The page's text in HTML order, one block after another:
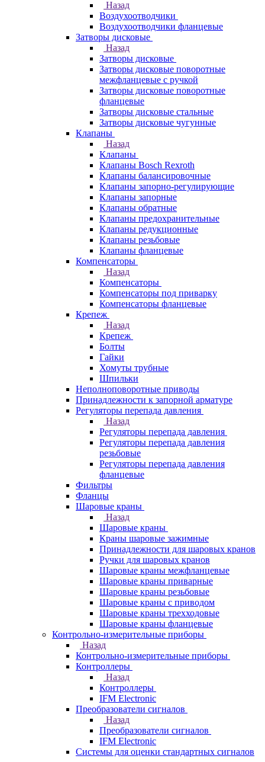
Назад
Воздухоотводчики
Воздухоотводчики фланцевые
Затворы дисковые
Назад
Затворы дисковые
Затворы дисковые поворотные
межфланцевые с ручкой
Затворы дисковые поворотные
фланцевые
Затворы дисковые стальные
Затворы дисковые чугунные
Клапаны
Назад
Клапаны
Клапаны Bosch Rexroth
Клапаны балансировочные
Клапаны запорно-регулирующие
Клапаны запорные
Клапаны обратные
Клапаны предохранительные
Клапаны редукционные
Клапаны резьбовые
Клапаны фланцевые
Компенсаторы
Назад
Компенсаторы
Компенсаторы под приварку
Компенсаторы фланцевые
Крепеж
Назад
Крепеж
Болты
Гайки
Хомуты трубные
Шпильки
Неполноповоротные приводы
Принадлежности к запорной арматуре
Регуляторы перепада давления
Назад
Регуляторы перепада давления
Регуляторы перепада давления
резьбовые
Регуляторы перепада давления
фланцевые
Фильтры
Фланцы
Шаровые краны
Назад
Шаровые краны
Краны шаровые зажимные
Принадлежности для шаровых кранов
Ручки для шаровых кранов
Шаровые краны межфланцевые
Шаровые краны приварные
Шаровые краны резьбовые
Шаровые краны с приводом
Шаровые краны трехходовые
Шаровые краны фланцевые
Контрольно-измерительные приборы
Назад
Контрольно-измерительные приборы
Контроллеры
Назад
Контроллеры
IFM Electronic
Преобразователи сигналов
Назад
Преобразователи сигналов
IFM Electronic
Системы для оценки стандартных сигналов